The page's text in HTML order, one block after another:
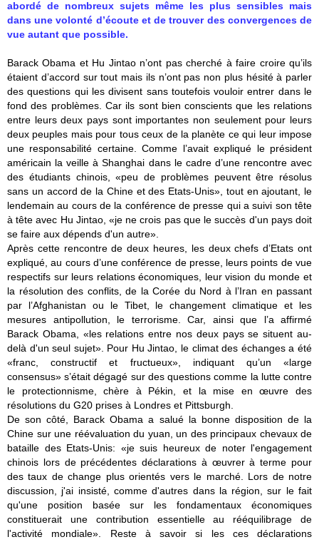
abordé de nombreux sujets même les plus sensibles mais
dans une volonté d’écoute et de trouver des convergences de
vue autant que possible.
Barack Obama et Hu Jintao n’ont pas cherché à faire croire qu’ils
étaient d’accord sur tout mais ils n’ont pas non plus hésité à parler
des questions qui les divisent sans toutefois vouloir entrer dans le
fond des problèmes. Car ils sont bien conscients que les relations
entre leurs deux pays sont importantes non seulement pour leurs
deux peuples mais pour tous ceux de la planète ce qui leur impose
une responsabilité certaine. Comme l’avait expliqué le président
américain la veille à Shanghai dans le cadre d’une rencontre avec
des étudiants chinois, «peu de problèmes peuvent être résolus
sans un accord de la Chine et des Etats-Unis», tout en ajoutant, le
lendemain au cours de la conférence de presse qui a suivi son tête
à tête avec Hu Jintao, «je ne crois pas que le succès d'un pays doit
se faire aux dépends d'un autre».
Après cette rencontre de deux heures, les deux chefs d’Etats ont
expliqué, au cours d’une conférence de presse, leurs points de vue
respectifs sur leurs relations économiques, leur vision du monde et
la résolution des conflits, de la Corée du Nord à l’Iran en passant
par l’Afghanistan ou le Tibet, le changement climatique et les
mesures antipollution, le terrorisme. Car, ainsi que l’a affirmé
Barack Obama, «les relations entre nos deux pays se situent au-
delà d'un seul sujet». Pour Hu Jintao, le climat des échanges a été
«franc, constructif et fructueux», indiquant qu’un «large
consensus» s’était dégagé sur des questions comme la lutte contre
le protectionnisme, chère à Pékin, et la mise en œuvre des
résolutions du G20 prises à Londres et Pittsburgh.
De son côté, Barack Obama a salué la bonne disposition de la
Chine sur une réévaluation du yuan, un des principaux chevaux de
bataille des Etats-Unis: «je suis heureux de noter l'engagement
chinois lors de précédentes déclarations à œuvrer à terme pour
des taux de change plus orientés vers le marché. Lors de notre
discussion, j'ai insisté, comme d'autres dans la région, sur le fait
qu'une position basée sur les fondamentaux économiques
constituerait une contribution essentielle au rééquilibrage de
l'activité mondiale». Reste à savoir si les ces déclarations